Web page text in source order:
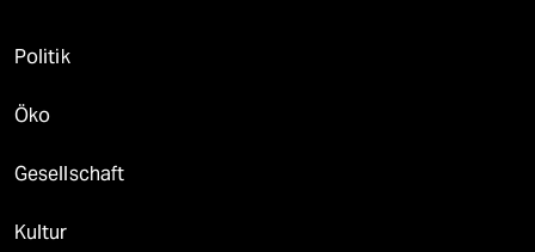
Politik
Öko
Gesellschaft
Kultur